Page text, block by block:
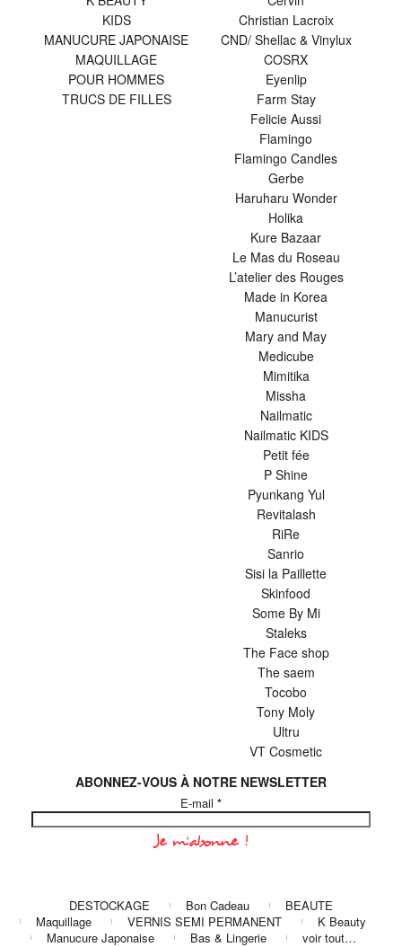
KIDS
MANUCURE JAPONAISE
MAQUILLAGE
POUR HOMMES
TRUCS DE FILLES
Christian Lacroix
CND/ Shellac & Vinylux
COSRX
Eyenlip
Farm Stay
Felicie Aussi
Flamingo
Flamingo Candles
Gerbe
Haruharu Wonder
Holika
Kure Bazaar
Le Mas du Roseau
L’atelier des Rouges
Made in Korea
Manucurist
Mary and May
Medicube
Mimitika
Missha
Nailmatic
Nailmatic KIDS
Petit fée
P Shine
Pyunkang Yul
Revitalash
RiRe
Sanrio
Sisi la Paillette
Skinfood
Some By Mi
Staleks
The Face shop
The saem
Tocobo
Tony Moly
Ultru
VT Cosmetic
ABONNEZ-VOUS À NOTRE NEWSLETTER
E-mail *
DESTOCKAGE Bon Cadeau
BEAUTE
Maquillage
VERNIS SEMI PERMANENT
K Beauty
Manucure Japonaise
Bas & Lingerie voir tout…